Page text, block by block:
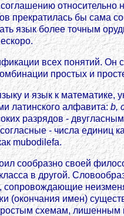
прекратилась бы сама
язык более точным
всех понятий. Он
простых и
и язык к
латинского алфавита:b,
разрядов -
- числа
mubodilefa.
сообразно своей
в другой.
(окончания имен)
схемам, лишенным